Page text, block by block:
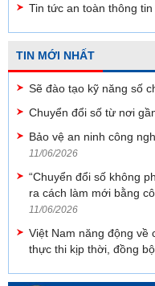
Tin tức an toàn thông tin
TIN MỚI NHẤT
Sẽ đào tạo kỹ năng số
Chuyển đổi số từ nơi
Bảo vệ an ninh công
11/06/2026
“Chuyển đổi số không
ra cách làm mới bằng
11/06/2026
Việt Nam năng động về
thực thi kịp thời, đồng bộ